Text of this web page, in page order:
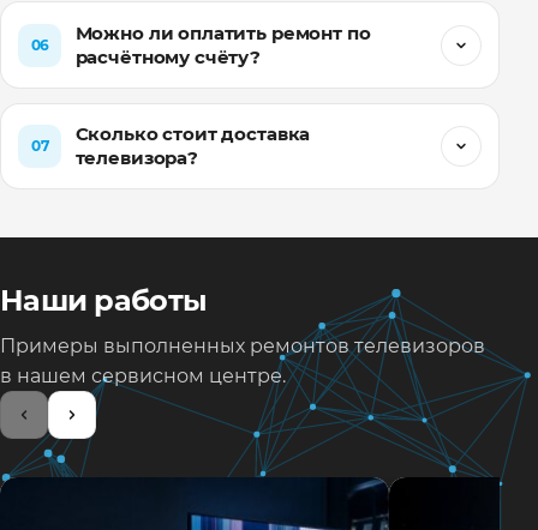
06
Можно ли оплатить ремонт по
расчётному счёту?
07
Сколько стоит доставка
телевизора?
Наши работы
Примеры выполненных ремонтов телевизоров
в нашем сервисном центре.